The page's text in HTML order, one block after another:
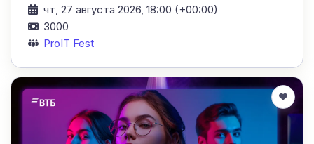
чт, 27 августа 2026, 18:00 (+00:00)
3000
ProIT Fest